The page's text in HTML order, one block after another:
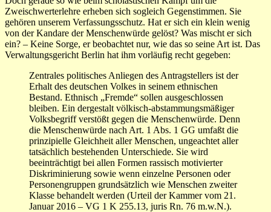
Zweischwerterlehre erheben sich sogleich Gegenstimmen. Sie
gehören unserem Verfassungsschutz. Hat er sich ein klein wenig
von der Kandare der Menschenwürde gelöst? Was mischt er sich
ein? – Keine Sorge, er beobachtet nur, wie das so seine Art ist. Das
Verwaltungsgericht Berlin hat ihm vorläufig recht gegeben:
Zentrales politisches Anliegen des Antragstellers ist der
Erhalt des deutschen Volkes in seinem ethnischen
Bestand. Ethnisch „Fremde“ sollen ausgeschlossen
bleiben. Ein dergestalt völkisch-abstammungsmäßiger
Volksbegriff verstößt gegen die Menschenwürde. Denn
die Menschenwürde nach Art. 1 Abs. 1 GG umfaßt die
prinzipielle Gleichheit aller Menschen, ungeachtet aller
tatsächlich bestehenden Unterschiede. Sie wird
beeinträchtigt bei allen Formen rassisch motivierter
Diskriminierung sowie wenn einzelne Personen oder
Personengruppen grundsätzlich wie Menschen zweiter
Klasse behandelt werden (Urteil der Kammer vom 21.
Januar 2016 – VG 1 K 255.13, juris Rn. 76 m.w.N.).